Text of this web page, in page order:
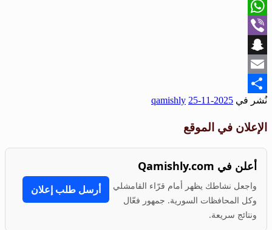
X
WhatsApp
Viber
Snapchat
Email
Share
نُشر في 2025-11-25
qamishly
الإعلان في الموقع
أعلن في Qamishly.com
واجعل نشاطك يظهر أمام قرّاء القامشلي
وكل المحافظات السورية. جمهور فعّال
ونتائج سريعة.
أرسل طلب إعلان